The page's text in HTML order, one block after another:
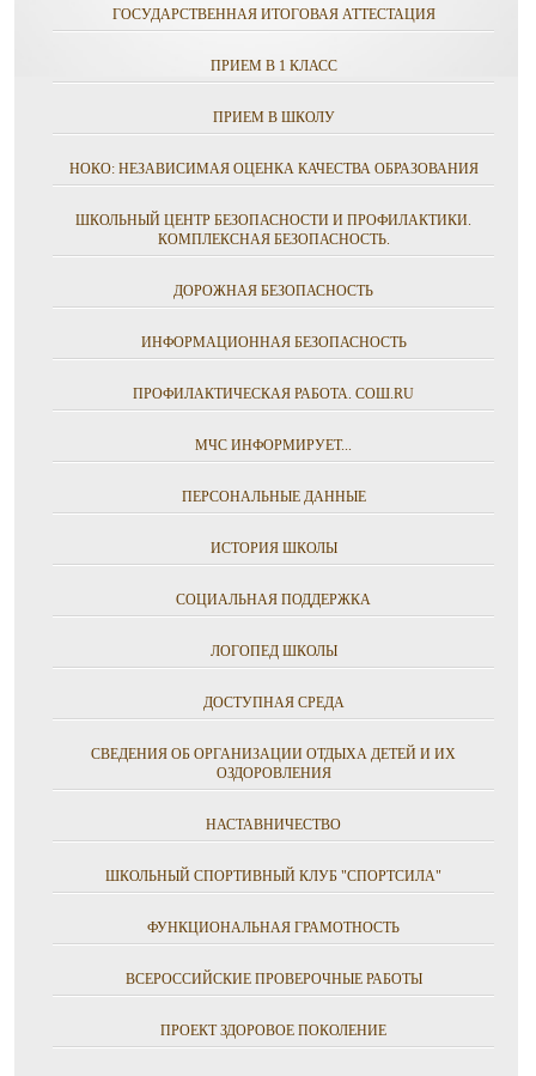
ГОСУДАРСТВЕННАЯ ИТОГОВАЯ АТТЕСТАЦИЯ
ПРИЕМ В 1 КЛАСС
ПРИЕМ В ШКОЛУ
НОКО: НЕЗАВИСИМАЯ ОЦЕНКА КАЧЕСТВА ОБРАЗОВАНИЯ
ШКОЛЬНЫЙ ЦЕНТР БЕЗОПАСНОСТИ И ПРОФИЛАКТИКИ.
КОМПЛЕКСНАЯ БЕЗОПАСНОСТЬ.
ДОРОЖНАЯ БЕЗОПАСНОСТЬ
ИНФОРМАЦИОННАЯ БЕЗОПАСНОСТЬ
ПРОФИЛАКТИЧЕСКАЯ РАБОТА. СОШ.RU
МЧС ИНФОРМИРУЕТ...
ПЕРСОНАЛЬНЫЕ ДАННЫЕ
ИСТОРИЯ ШКОЛЫ
СОЦИАЛЬНАЯ ПОДДЕРЖКА
ЛОГОПЕД ШКОЛЫ
ДОСТУПНАЯ СРЕДА
СВЕДЕНИЯ ОБ ОРГАНИЗАЦИИ ОТДЫХА ДЕТЕЙ И ИХ
ОЗДОРОВЛЕНИЯ
НАСТАВНИЧЕСТВО
ШКОЛЬНЫЙ СПОРТИВНЫЙ КЛУБ "СПОРТСИЛА"
ФУНКЦИОНАЛЬНАЯ ГРАМОТНОСТЬ
ВСЕРОССИЙСКИЕ ПРОВЕРОЧНЫЕ РАБОТЫ
ПРОЕКТ ЗДОРОВОЕ ПОКОЛЕНИЕ